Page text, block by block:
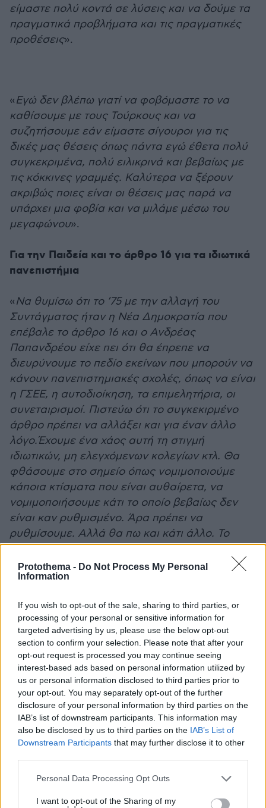
Protothema - Do Not Process My Personal
Information
If you wish to opt-out of the sale, sharing to third parties, or
processing of your personal or sensitive information for
targeted advertising by us, please use the below opt-out
section to confirm your selection. Please note that after your
opt-out request is processed you may continue seeing
interest-based ads based on personal information utilized by
us or personal information disclosed to third parties prior to
your opt-out. You may separately opt-out of the further
disclosure of your personal information by third parties on the
IAB’s list of downstream participants. This information may
also be disclosed by us to third parties on the IAB’s List of
Downstream Participants that may further disclose it to other
Please note that this website/app uses one or more Google
not limited to your visit or usage behaviour. You may click to
Personal Data Processing Opt Outs
I want to opt-out of the Sharing of my
είμαστε πολύ κοντά σε λύσεις και να δούμε τα
πραγματικά προβλήματα και τις πραγματικές
προθέσεις».
«Εγώ δεν βλέπω γιατί να φοβόμαστε το να
καθίσουμε με τους Τούρκους και να
συζητήσουμε εάν είμαστε σίγουροι για τις
δικές μας θέσεις όπως πάντα εγώ έθετα πολύ
συγκεκριμένα, πολύ ειλικρινά και βεβαίως με
τις κόκκινες γραμμές. Καλύτερα να ξέρουν
ακριβώς ποιες είναι οι θέσεις μας παρά να
υπάρχει μια φοβία και να μιλάμε μέσω του
μεγαφώνου».
Για την Παιδεία και το άρθρο 16 για τα ιδιωτικά
πανεπιστήμια
«Να θυμίσω ότι το ’75 με την αλλαγή του
Συντάγματος ήταν η Νέα Δημοκρατία που
επέβαλε το άρθρο 16 και ο Ανδρέας
Παπανδρέου είχε πει ότι θα έπρεπε να
διευρύνουμε το πεδίο εκείνων που μπορούν να
κάνουν πανεπιστημιακές σχολές, όπως να είναι
η ΓΣΕΕ, η αυτοδιοίκηση, τα επιμελητήρια, οι
συνεταιρισμοί. Πιστεύω ότι το συγκεκιρμένο
άρθρο πρέπει να αλλάξει και για έναν άλλο
λόγο.Έχουμε ένα χάος αυτή τη στιγμή
ιδιωτικών, μη ελεγχόμενων κολεγίων κτλ. Θα
φθάσουμε στο σημείο όπως νομιμοποιούμε
κάποια κτίσματα που είναι αυθαίρετα, να
νομιμοποιήσουμε κάτι το οποίο βεβαίως δεν
είναι καν ρυθμισμένο. Άρα πρέπει να
ρυθμίσουμε. Αλλά θα πω και κάτι άλλο. Το
άρθρο 16 θα πρέπει να αλλάξει και να
στηρίξουμε το δημόσιο πανεπιστήμιο, το οποίο
είναι άκρως συγκεντρωτικό, γραφειοκρατικό,
δυνάμεις, να έχουμε πανεπιστήμια που
μπορούν να αποφασίζουν τι πτυχία θα δώσουν,
τι αλλαγές, τι νέα θέματα θα προκύψουν, ποιες
είναι οι εξετάσεις. Να μην ισοπεδώνουμε τα
παιδιά σε μαθήματα, να υπάρχουν και τα
διάφορα ταλέντα, να μπορεί να συνδεθεί το
πανεπιστήμιο αποκεντρωμένο με την
περιφέρεια που σήμερα δεν συνδέεται και
είναι περισσότερο πανεπιστήμια που βοηθούν
και τις καφετέριες
Τέλος τόνισε: «Εμείς εξάγουμε φοιτητές ενώ
θα έπρεπε και υπάρχει τεράστια παγκόσμια